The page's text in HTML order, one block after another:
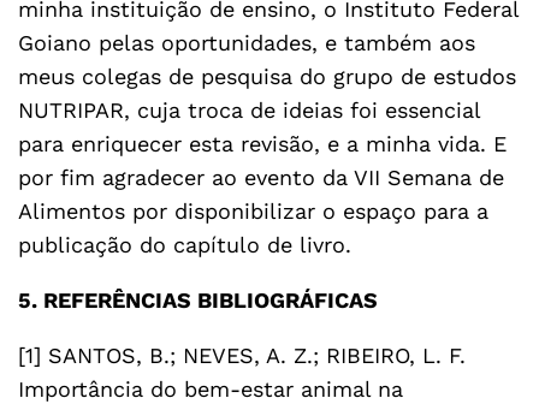
minha instituição de ensino, o Instituto Federal
Goiano pelas oportunidades, e também aos
meus colegas de pesquisa do grupo de estudos
NUTRIPAR, cuja troca de ideias foi essencial
para enriquecer esta revisão, e a minha vida. E
por fim agradecer ao evento da VII Semana de
Alimentos por disponibilizar o espaço para a
publicação do capítulo de livro.
5. REFERÊNCIAS BIBLIOGRÁFICAS
[1] SANTOS, B.; NEVES, A. Z.; RIBEIRO, L. F.
Importância do bem-estar animal na